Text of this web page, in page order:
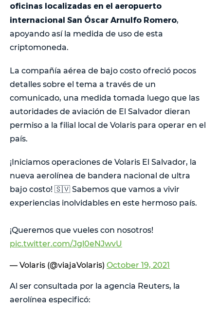
oficinas localizadas en el aeropuerto
internacional San Óscar Arnulfo Romero,
apoyando así la medida de uso de esta
criptomoneda.
La compañía aérea de bajo costo ofreció pocos
detalles sobre el tema a través de un
comunicado, una medida tomada luego que las
autoridades de aviación de El Salvador dieran
permiso a la filial local de Volaris para operar en el
país.
¡Iniciamos operaciones de Volaris El Salvador, la
nueva aerolínea de bandera nacional de ultra
bajo costo! 🇸🇻 Sabemos que vamos a vivir
experiencias inolvidables en este hermoso país.
¡Queremos que vueles con nosotros!
pic.twitter.com/Jgl0eNJwvU
— Volaris (@viajaVolaris) October 19, 2021
Al ser consultada por la agencia Reuters, la
aerolínea especificó: